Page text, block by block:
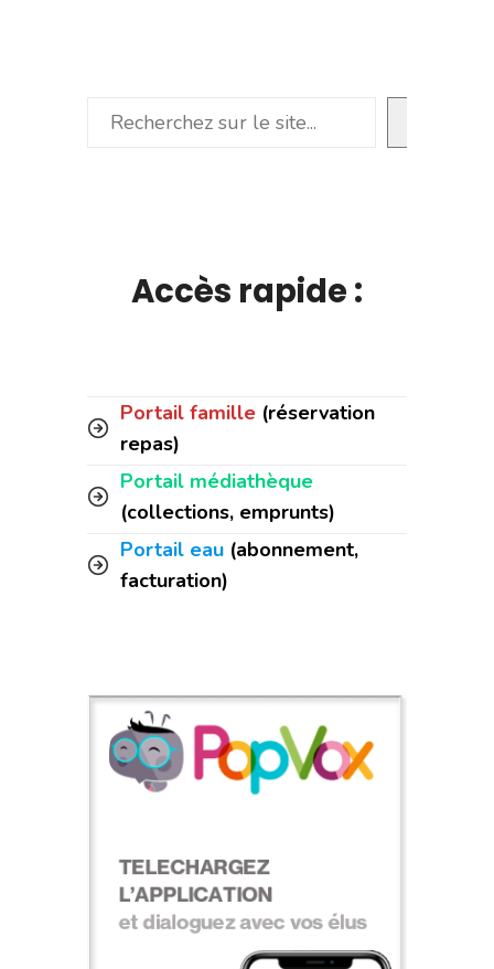
Rechercher
Accès rapide :
Portail famille (réservation
repas)
Portail médiathèque
(collections, emprunts)
Portail eau (abonnement,
facturation)